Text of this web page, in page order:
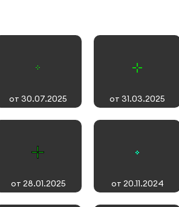
от 30.07.2025 от 31.03.2025
от 28.01.2025 от 20.11.2024